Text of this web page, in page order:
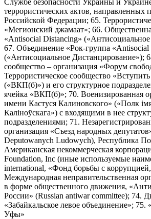
Службе безопасности Украины и
террористических актов, направленных
Российской Федерации; 65.
«Мегионский джамаат»; 66.
«Antisocial Distancing»
67. Объединение «Рок-группа «Antisocial
(«Антисоциальное Дистанцирование»);
сообщество – организация «Форум
Террористическое сообщество
(«ВКП(б)») и его структурное
ячейка «ВКП(б)»; 70. Военизированная
имени Кастуся Калиновского» («Полк
Калiноўскага») с входящими в нее
подразделениями; 71.
организация «Съезд народных
Deputowanych Ludowych), Республика
Американская некоммерческая
Foundation, Inc (иные используемые
international, «Фонд борьбы с
Международная неправительственная
в форме общественного движения,
России» (Russian antiwar committee); 74.
«Забайкальское левое объединение»;
Уфы»